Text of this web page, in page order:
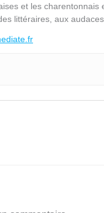
et les
littéraires, aux